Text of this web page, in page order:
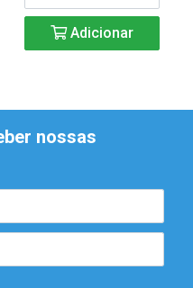
Adicionar
nossas